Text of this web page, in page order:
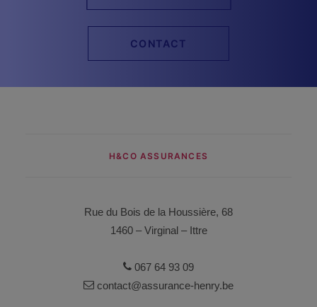
CONTACT
H&CO ASSURANCES
Rue du Bois de la Houssière, 68
1460 – Virginal – Ittre
067 64 93 09
contact@assurance-henry.be